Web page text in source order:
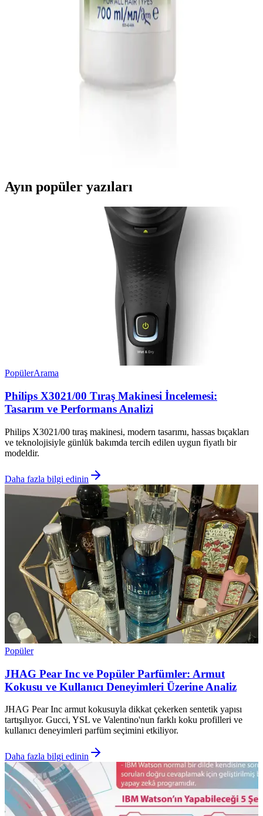
Blendax Badem Yağı Özlü 4x500 ml Şampuan Seti
Doğal ve Güçlü Saç Bakımı İçin Uygun
Avon Care Avokado ve Badem Yağı İçeren
Şampuan ve Saç Bakım Kremi Ürün Özellikleri ve
Ayın popüler yazıları
PopülerArama
Philips X3021/00 Tıraş Makinesi İncelemesi:
Tasarım ve Performans Analizi
Philips X3021/00 tıraş makinesi, modern tasarımı, hassas bıçakları
ve teknolojisiyle günlük bakımda tercih edilen uygun fiyatlı bir
modeldir.
Daha fazla bilgi edinin
Popüler
JHAG Pear Inc ve Popüler Parfümler: Armut
Kokusu ve Kullanıcı Deneyimleri Üzerine Analiz
JHAG Pear Inc armut kokusuyla dikkat çekerken sentetik yapısı
tartışılıyor. Gucci, YSL ve Valentino'nun farklı koku profilleri ve
kullanıcı deneyimleri parfüm seçimini etkiliyor.
Daha fazla bilgi edinin